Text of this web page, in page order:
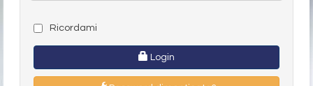
Ricordami
Login